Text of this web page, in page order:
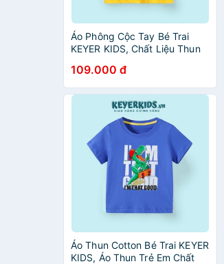
Áo Phông Cộc Tay Bé Trai
KEYER KIDS, Chất Liệu Thun
Tiết Siêu Ngầu Dễ Phối Đồ
AT50
109.000 đ
Áo Thun Cotton Bé Trai KEYER
KIDS, Áo Thun Trẻ Em Chất